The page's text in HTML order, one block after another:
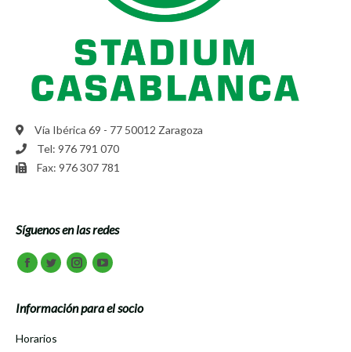
Vía Ibérica 69 - 77 50012 Zaragoza
Tel: 976 791 070
Fax: 976 307 781
Síguenos en las redes
Encuéntranos en:
Facebook
TwitterInstagramYoutube
Información para el socio
Horarios